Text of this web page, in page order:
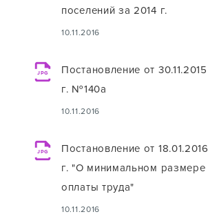
поселений за 2014 г.
10.11.2016
JPG
Постановление от 30.11.2015
г. №140а
10.11.2016
JPG
Постановление от 18.01.2016
г. "О минимальном размере
оплаты труда"
10.11.2016